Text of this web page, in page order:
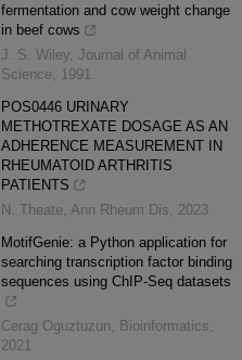
fermentation and cow weight change
in beef cows
J. S. Wiley, Journal of Animal
Science, 1991
POS0446 URINARY
METHOTREXATE DOSAGE AS AN
ADHERENCE MEASUREMENT IN
RHEUMATOID ARTHRITIS
PATIENTS
N. Theate, Ann Rheum Dis, 2023
MotifGenie: a Python application for
searching transcription factor binding
sequences using ChIP-Seq datasets
Cerag Oguztuzun, Bioinformatics,
2021